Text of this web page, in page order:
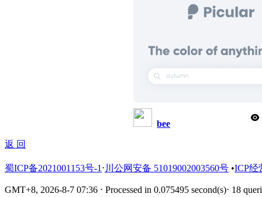
bee
返 回
蜀ICP备2021001153号-1 ⋅ 川公网安备 51019002003560号 •ICP经
GMT+8, 2026-8-7 07:36 ⋅ Processed in 0.075495 second(s)⋅ 18